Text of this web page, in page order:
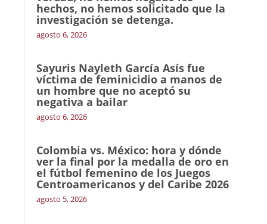
hechos, no hemos solicitado que la
investigación se detenga.
agosto 6, 2026
Sayuris Nayleth García Asís fue
víctima de feminicidio a manos de
un hombre que no aceptó su
negativa a bailar
agosto 6, 2026
Colombia vs. México: hora y dónde
ver la final por la medalla de oro en
el fútbol femenino de los Juegos
Centroamericanos y del Caribe 2026
agosto 5, 2026